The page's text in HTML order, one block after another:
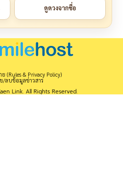
ดูดวงจากชื่อ
(Rules & Privacy Policy)
/ลบข้อมูลข่าวสาร
Link. All Rights Reserved.